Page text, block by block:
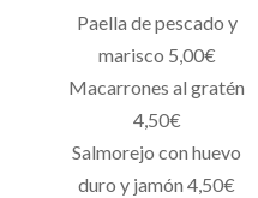
Paella de pescado y
marisco 5,00€
Macarrones al gratén
4,50€
Salmorejo con huevo
duro y jamón 4,50€